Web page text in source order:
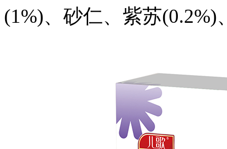
(1%)、砂仁、紫苏(0.2%)